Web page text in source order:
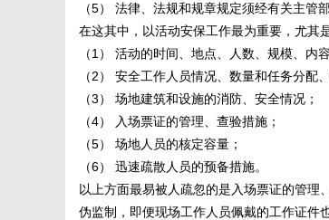
（5） 法律、法规和规章规定须经有关主管
在这其中，以活动安保工作最为重要，尤其
（1） 活动的时间、地点、人数、规模、内
（2） 安全工作人员情况、数量和任务分配
（3） 场地建筑和设施的消防、安全情况；
（4） 入场票证的管理、查验措施；
（5） 场地人员的核定容量；
（6） 迅速疏散人员的预备措施。
以上方面最易被人疏忽的是入场票证的管
伪监制，即便现场工作人员佩戴的工作证件